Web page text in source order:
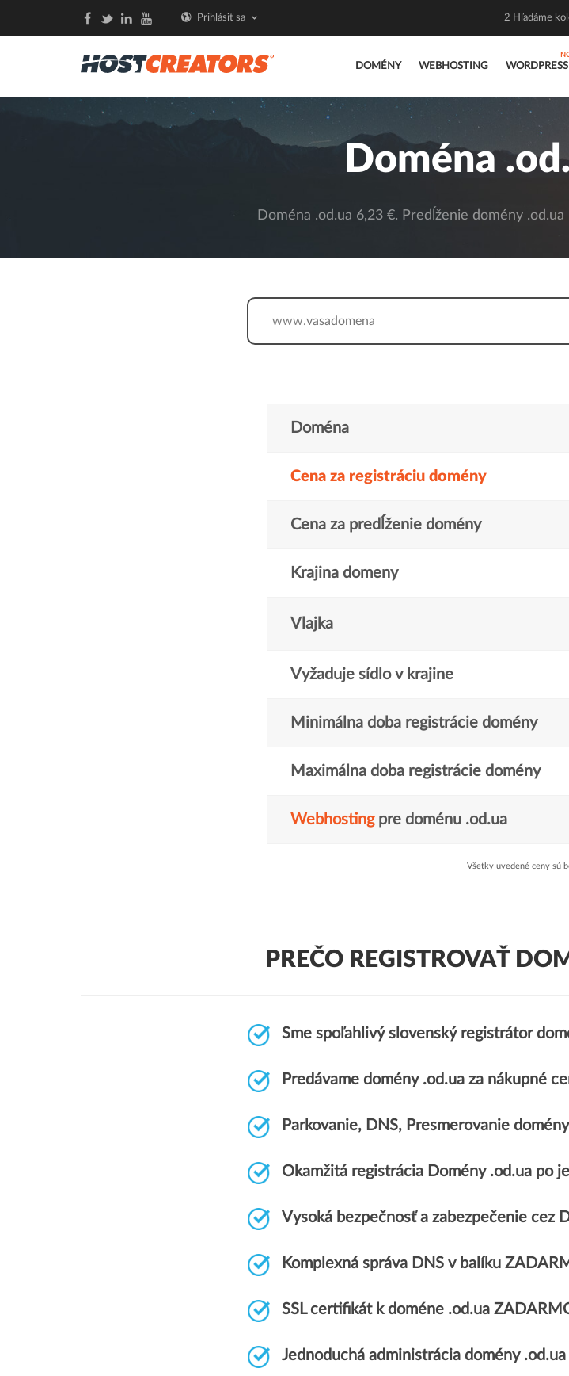
DOMÉNY WEBHOSTING WORDPRESS
Prihlásiť sa 2 Hľadáme
Doména
Doména .od.ua 6,23 €. Predĺženie domény
www.
Doména
Cena za registráciu domény
Cena za predĺženie domény
Krajina domeny
Vlajka
Vyžaduje sídlo v krajine
Minimálna doba registrácie domény
Maximálna doba registrácie domény
Webhostingpre doménu .od.ua
Všetky uvedené ceny sú
PREČO REGISTROVAŤ
Sme spoľahlivý slovenský registrátor
Predávame domény .od.ua za nákupné
Parkovanie, DNS, Presmerovanie
Okamžitá registrácia Domény .od.ua po
Vysoká bezpečnosť a zabezpečenie cez
Komplexná správa DNS v balíku
SSL certifikát k doméne .od.ua
Jednoduchá administrácia domény